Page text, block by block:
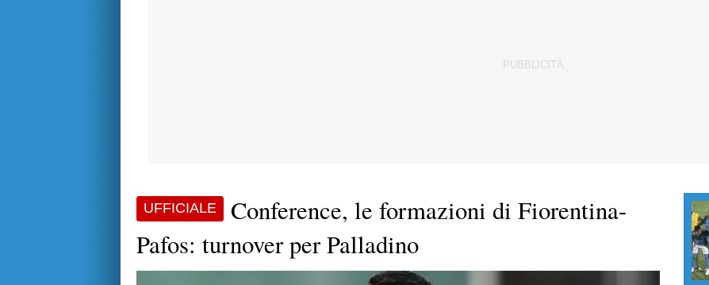
UFFICIALE
Conference, le formazioni di Fiorentina-
Pafos: turnover per Palladino